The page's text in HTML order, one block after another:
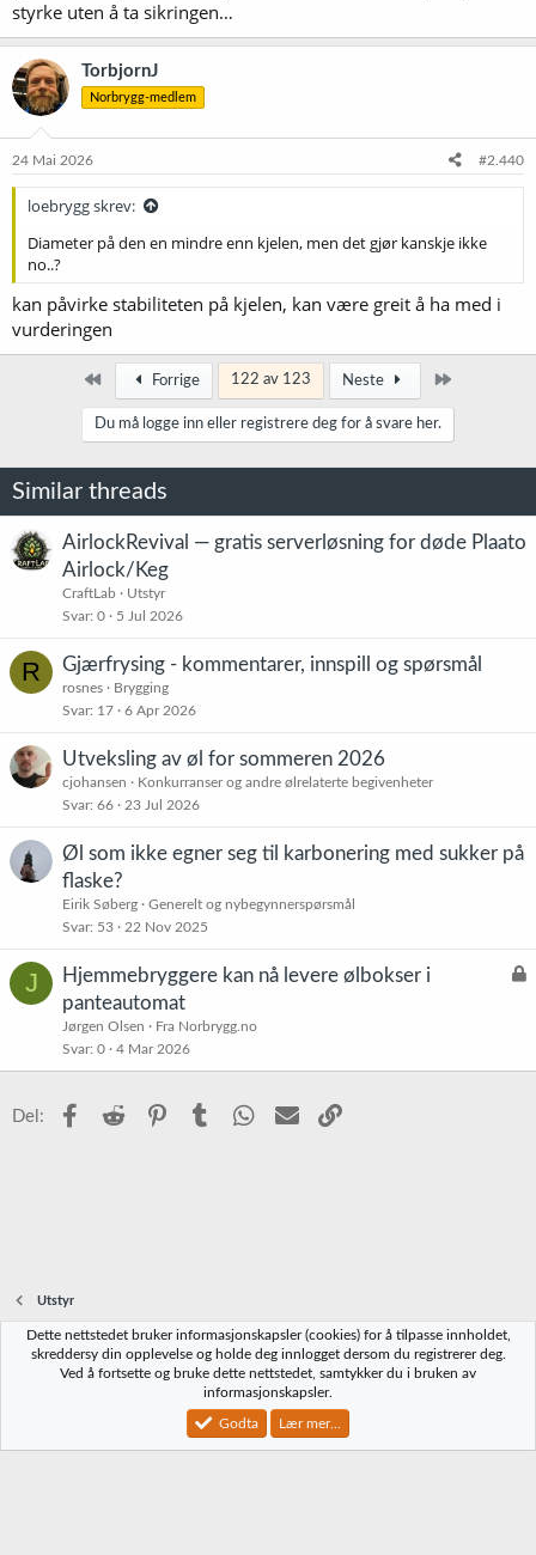
styrke uten å ta sikringen…
TorbjornJ
Norbrygg-medlem
24 Mai 2026 #2.440
loebrygg skrev:
Diameter på den en mindre enn kjelen, men det gjør kanskje ikke
no..?
kan påvirke stabiliteten på kjelen, kan være greit å ha med i
vurderingen
Først Forrige 122 av 123 Neste
Du må logge inn eller registrere deg for å svare her.
Similar threads
AirlockRevival — gratis serverløsning for døde Plaato
Airlock/Keg
CraftLab
Utstyr
Svar 0 5 Jul 2026
R Gjærfrysing - kommentarer, innspill og spørsmål
rosnes
Brygging
Svar 17 6 Apr 2026
Utveksling av øl for sommeren 2026
cjohansen
Konkurranser og andre ølrelaterte begivenheter
Svar 66 23 Jul 2026
Øl som ikke egner seg til karbonering med sukker på
flaske?
Eirik Søberg
Generelt og nybegynnerspørsmål
Svar 53 22 Nov 2025
J
L
Hjemmebryggere kan nå levere ølbokser i
panteautomat
Jørgen Olsen
Fra Norbrygg.no
Svar 0 4 Mar 2026
Del: Facebook
Reddit PinterestTumblr WhatsApp
E-post
Utstyr
Norbrygg-default
Vilkår og regler Personvernregler
Community platform by XenForo® © 2010-2023 XenForo Ltd.
Dette nettstedet bruker informasjonskapsler (cookies) for å tilpasse innholdet,
skreddersy din opplevelse og holde deg innlogget dersom du registrerer deg.
Ved å fortsette og bruke dette nettstedet, samtykker du i bruken av
informasjonskapsler.
Godta Lær mer...